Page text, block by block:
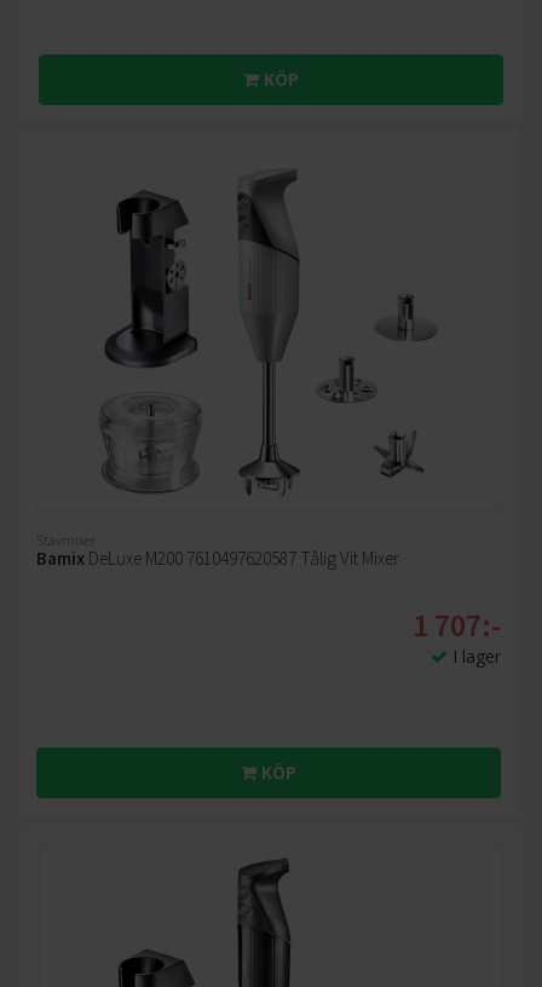
KÖP
Stavmixer
Bamix DeLuxe M200 7610497620587 Tålig Vit Mixer
1 707:-
I lager
KÖP